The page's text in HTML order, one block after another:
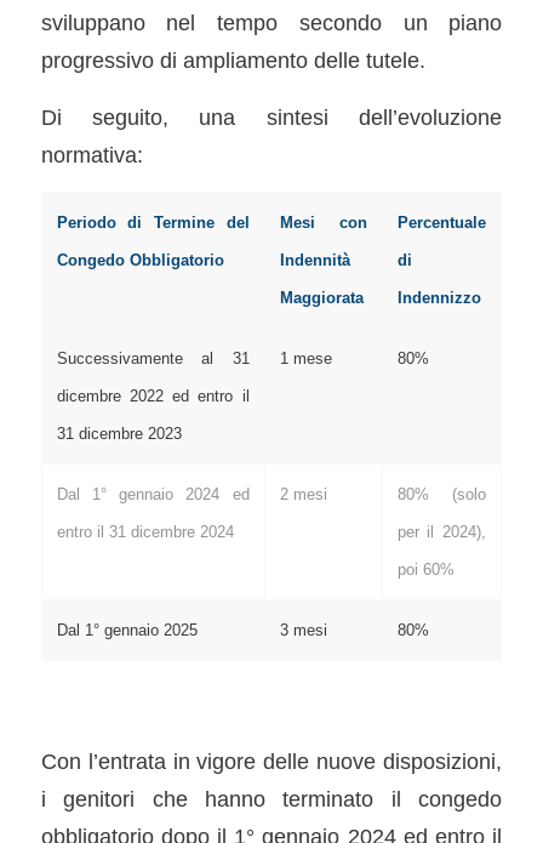
sviluppano nel tempo secondo un piano
progressivo di ampliamento delle tutele.
Di seguito, una sintesi dell’evoluzione
normativa:
Periodo di Termine del
Congedo Obbligatorio
Mesi con
Indennità
Maggiorata
Percentuale
di
Indennizzo
Successivamente al 31
dicembre 2022 ed entro il
31 dicembre 2023
1 mese 80%
Dal 1° gennaio 2024 ed
entro il 31 dicembre 2024
2 mesi 80% (solo
per il 2024),
poi 60%
Dal 1° gennaio 2025 3 mesi 80%
Con l’entrata in vigore delle nuove disposizioni,
i genitori che hanno terminato il congedo
obbligatorio dopo il 1° gennaio 2024 ed entro il